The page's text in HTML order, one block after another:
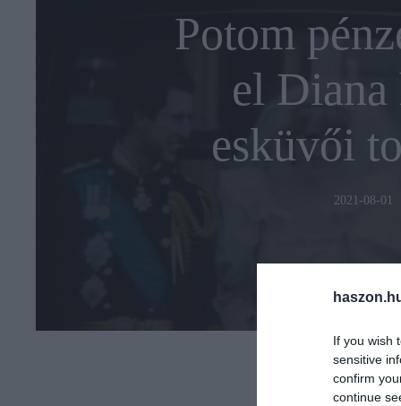
If you wish
sensitive
confirm
continue
Potom
el Diana
esküvői
2021-08-01